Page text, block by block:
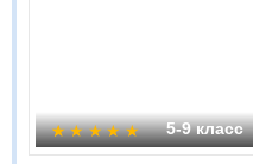
5-9 класс